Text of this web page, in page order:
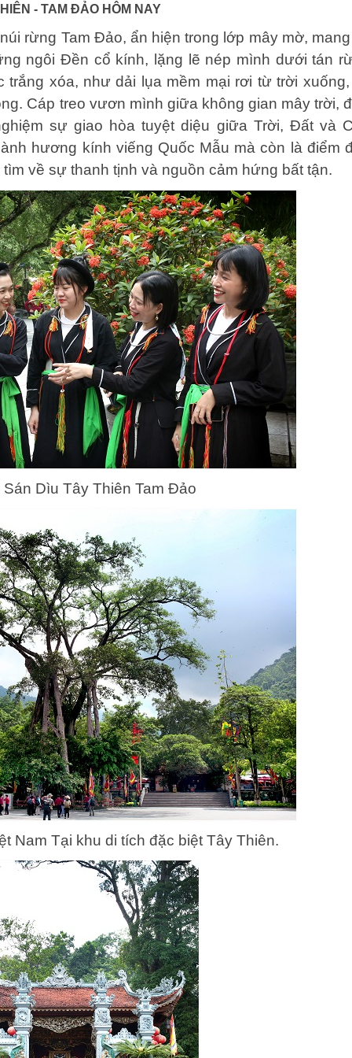
- TAM ĐẢO HÔM NAY
rừng Tam Đảo, ẩn hiện trong lớp mây mờ,
ngôi Đền cổ kính, lặng lẽ nép mình dưới tán
trắng xóa, như dải lụa mềm mại rơi từ trời
Cáp treo vươn mình giữa không gian mây trời,
sự giao hòa tuyệt diệu giữa Trời, Đất và
hương kính viếng Quốc Mẫu mà còn là điểm
về sự thanh tịnh và nguồn cảm hứng bất tận.
Dìu Tây Thiên Tam Đảo
Nam Tại khu di tích đặc biệt Tây Thiên.